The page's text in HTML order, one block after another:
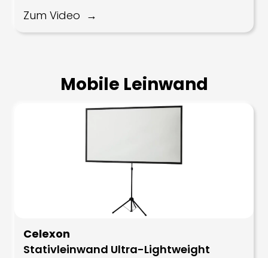
Zum Video
Mobile Leinwand
Celexon
Stativleinwand Ultra-Lightweight